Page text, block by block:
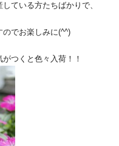
ている方たちばかりで、
でお楽しみに(^^)
つくと色々入荷！！